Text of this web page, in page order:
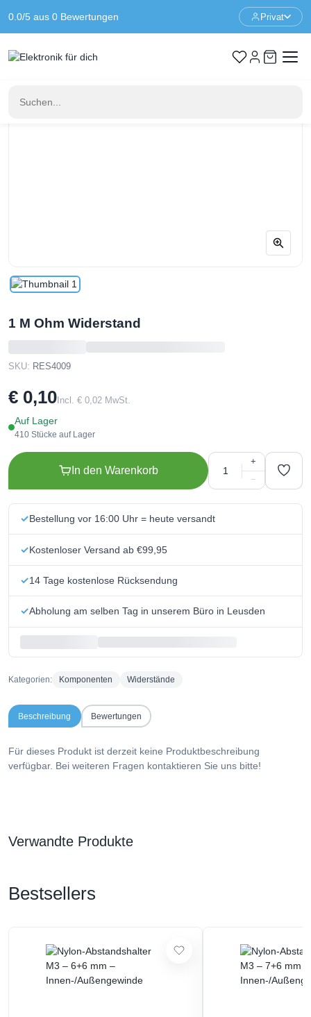
0.0/5 aus 0 Bewertungen Privat
Startseite Komponenten 1 M Ohm Widerstand
1 M Ohm Widerstand
SKU: RES4009
€ 0,10 Incl. € 0,02 MwSt.
Auf Lager
410 Stücke auf Lager
In den Warenkorb
+
−
Bestellung vor 16:00 Uhr = heute versandt
Kostenloser Versand ab €99,95
14 Tage kostenlose Rücksendung
Abholung am selben Tag in unserem Büro in Leusden
Kategorien: Komponenten Widerstände
Beschreibung Bewertungen
Für dieses Produkt ist derzeit keine Produktbeschreibung
verfügbar. Bei weiteren Fragen kontaktieren Sie uns bitte!
Verwandte Produkte
Bestsellers